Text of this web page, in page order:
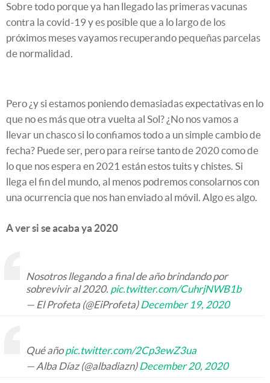
Sobre todo porque ya han llegado las primeras vacunas
contra la covid-19 y es posible que a lo largo de los
próximos meses vayamos recuperando pequeñas parcelas
de normalidad.
Pero ¿y si estamos poniendo demasiadas expectativas en lo
que no es más que otra vuelta al Sol? ¿No nos vamos a
llevar un chasco si lo confiamos todo a un simple cambio de
fecha? Puede ser, pero para reírse tanto de 2020 como de
lo que nos espera en 2021 están estos tuits y chistes. Si
llega el fin del mundo, al menos podremos consolarnos con
una ocurrencia que nos han enviado al móvil. Algo es algo.
A ver si se acaba ya 2020
Nosotros llegando a final de año brindando por
sobrevivir al 2020. pic.twitter.com/CuhrjNWB1b
— El Profeta (@EiProfeta)December 19, 2020
Qué añopic.twitter.com/2Cp3ewZ3ua
— Alba Díaz (@albadiazn)December 20, 2020